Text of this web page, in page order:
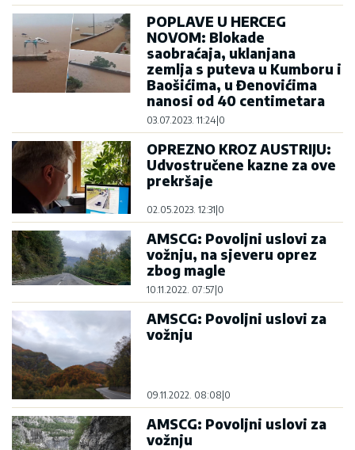
POPLAVE U HERCEG
NOVOM: Blokade
saobraćaja, uklanjana
zemlja s puteva u Kumboru i
Baošićima, u Đenovićima
nanosi od 40 centimetara
03.07.2023. 11:24 0
OPREZNO KROZ AUSTRIJU:
Udvostručene kazne za ove
prekršaje
02.05.2023. 12:31 0
AMSCG: Povoljni uslovi za
vožnju, na sjeveru oprez
zbog magle
10.11.2022. 07:57 0
AMSCG: Povoljni uslovi za
vožnju
09.11.2022. 08:08 0
AMSCG: Povoljni uslovi za
vožnju